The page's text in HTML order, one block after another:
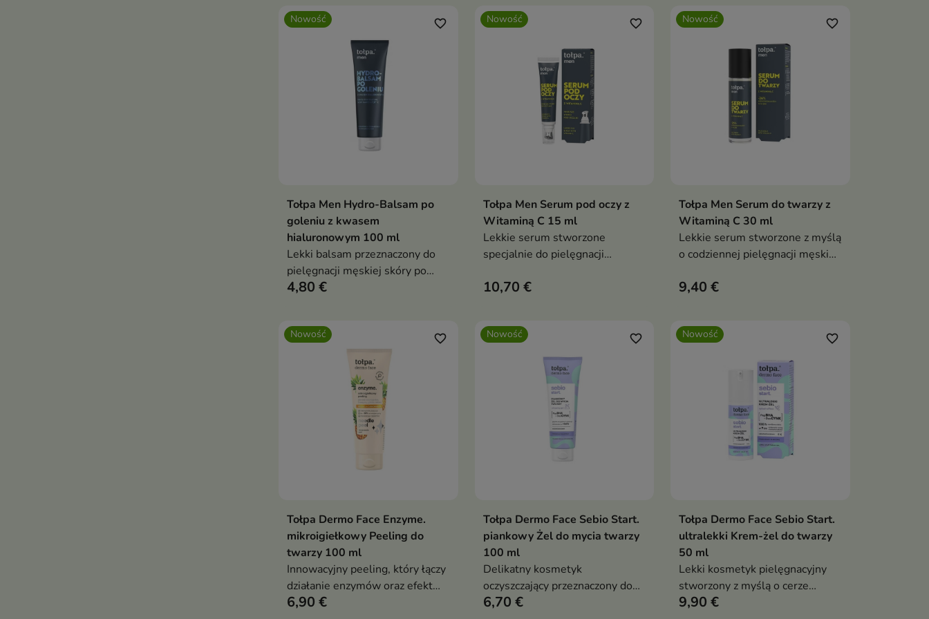
Nowość
 Dodaj do koszyka
favorite_border
Tołpa Men Hydro-Balsam po
goleniu z kwasem
hialuronowym 100 ml
Lekki balsam przeznaczony do
pielęgnacji męskiej skóry po
goleniu.
4,80 €
Nowość
Dodaj do koszyka
favorite_border
Tołpa Men Serum pod oczy z
Witaminą C 15 ml
Lekkie serum stworzone
specjalnie do pielęgnacji
10,70 €
Nowość
Dodaj do koszyka
favorite_border
Tołpa Men Serum do twarzy z
Witaminą C 30 ml
Lekkie serum stworzone z myślą
o codziennej pielęgnacji męskiej
9,40 €
Nowość
Dodaj do koszyka
favorite_border
Tołpa Dermo Face Enzyme.
mikroigiełkowy Peeling do
twarzy 100 ml
Innowacyjny peeling, który łączy
działanie enzymów oraz efekt
mikroigiełek, aby skutecznie
6,90 €
Nowość
Dodaj do koszyka
favorite_border
Tołpa Dermo Face Sebio Start.
piankowy Żel do mycia twarzy
100 ml
Delikatny kosmetyk
oczyszczający przeznaczony do
codziennej pielęgnacji cery
6,70 €
Nowość
Dodaj do koszyka
favorite_border
Tołpa Dermo Face Sebio Start.
ultralekki Krem-żel do twarzy
50 ml
Lekki kosmetyk pielęgnacyjny
stworzony z myślą o cerze
tłustej, mieszanej i skłonnej do
9,90 €